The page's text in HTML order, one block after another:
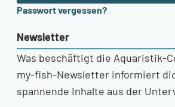
Passwort vergessen?
Newsletter
Was beschäftigt die Aquaristik-
my-fish-Newsletter informiert
spannende Inhalte aus der